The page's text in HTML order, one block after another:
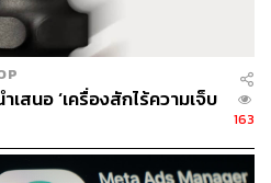
นิตี้และคอนเน็กชัน ทำให้คนรุ่น
ละการทำงานมากขึ้น
มิตรกับธุรกิจอสังหาริมทรัพย์
ะโจนเข้าสู่ตลาดต่างแดน ไม่
ร์ลิน, เม็กซิโกซิตี้, บัวโนสไอเรส,
ลย่านใจกลางเมือง แถมยังตั้ง
ตา และเมลเบิร์นภายในปีนี้ด้วย
สนอ ‘เครื่องสักไร้ความเจ็บ
163